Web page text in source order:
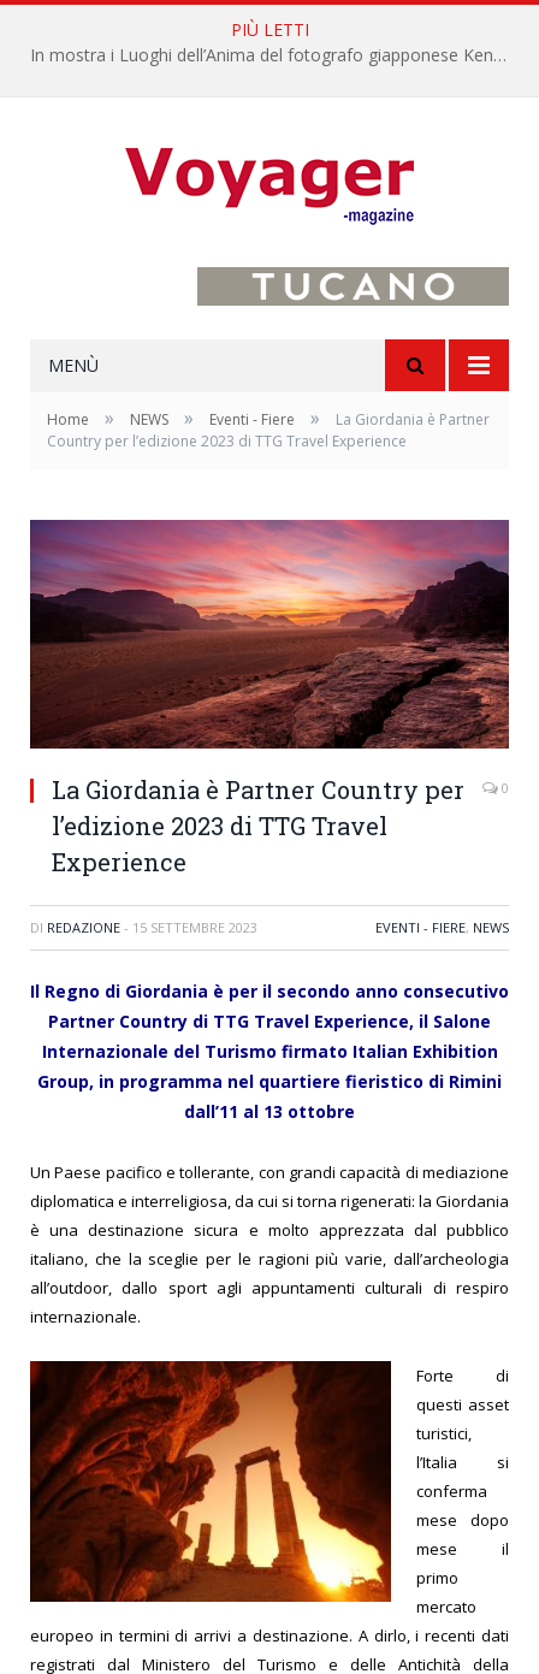
PIÙ LETTI
In mostra i Luoghi dell’Anima del fotografo giapponese Kenro Izu
MENÙ
Home » NEWS » Eventi - Fiere »
La Giordania è Partner
Country per l’edizione 2023 di TTG Travel Experience
La Giordania è Partner Country per
l’edizione 2023 di TTG Travel
Experience
0
DI REDAZIONE - 15 SETTEMBRE 2023 EVENTI - FIERE, NEWS
Il Regno di Giordania è per il secondo anno consecutivo
Partner Country di TTG Travel Experience, il Salone
Internazionale del Turismo firmato Italian Exhibition
Group, in programma nel quartiere fieristico di Rimini
dall’11 al 13 ottobre
Un Paese pacifico e tollerante, con grandi capacità di mediazione
diplomatica e interreligiosa, da cui si torna rigenerati: la Giordania
è una destinazione sicura e molto apprezzata dal pubblico
italiano, che la sceglie per le ragioni più varie, dall’archeologia
all’outdoor, dallo sport agli appuntamenti culturali di respiro
internazionale.
Forte di
questi asset
turistici,
l’Italia si
conferma
mese dopo
mese il
primo
mercato
europeo in termini di arrivi a destinazione. A dirlo, i recenti dati
registrati dal Ministero del Turismo e delle Antichità della